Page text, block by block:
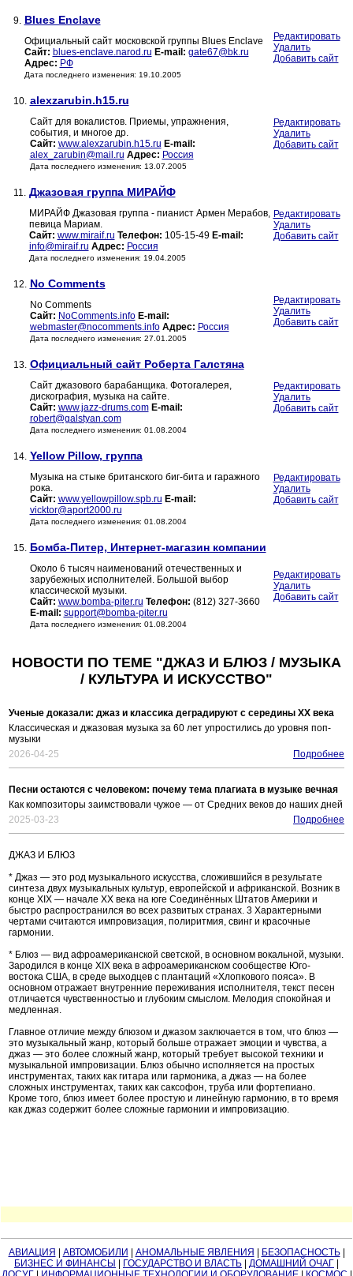
9. Blues Enclave
Официальный сайт московской группы Blues Enclave
Сайт: blues-enclave.narod.ru E-mail: gate67@bk.ru
Адрес: РФ
Дата последнего изменения: 19.10.2005
Редактировать
Удалить
Добавить сайт
10. alexzarubin.h15.ru
Сайт для вокалистов. Приемы, упражнения,
события, и многое др.
Сайт: www.alexzarubin.h15.ru E-mail:
alex_zarubin@mail.ru Адрес: Россия
Дата последнего изменения: 13.07.2005
Редактировать
Удалить
Добавить сайт
11. Джазовая группа МИРАЙФ
МИРАЙФ Джазовая группа - пианист Армен Мерабов,
певица Мариам.
Сайт: www.miraif.ru Телефон: 105-15-49 E-mail:
info@miraif.ru Адрес: Россия
Дата последнего изменения: 19.04.2005
Редактировать
Удалить
Добавить сайт
12. No Comments
No Comments
Сайт: NoComments.info E-mail:
webmaster@nocomments.info Адрес: Россия
Дата последнего изменения: 27.01.2005
Редактировать
Удалить
Добавить сайт
13. Официальный сайт Роберта Галстяна
Сайт джазового барабанщика. Фотогалерея,
дискография, музыка на сайте.
Сайт: www.jazz-drums.com E-mail:
robert@galstyan.com
Дата последнего изменения: 01.08.2004
Редактировать
Удалить
Добавить сайт
14. Yellow Pillow, группа
Музыка на стыке британского биг-бита и гаражного
рока.
Сайт: www.yellowpillow.spb.ru E-mail:
vicktor@aport2000.ru
Дата последнего изменения: 01.08.2004
Редактировать
Удалить
Добавить сайт
15. Бомба-Питер, Интернет-магазин компании
Около 6 тысяч наименований отечественных и
зарубежных исполнителей. Большой выбор
классической музыки.
Сайт: www.bomba-piter.ru Телефон: (812) 327-3660
E-mail: support@bomba-piter.ru
Дата последнего изменения: 01.08.2004
Редактировать
Удалить
Добавить сайт
НОВОСТИ ПО ТЕМЕ "ДЖАЗ И БЛЮЗ / МУЗЫКА
/ КУЛЬТУРА И ИСКУССТВО"
Ученые доказали: джаз и классика деградируют с середины ХХ века
Классическая и джазовая музыка за 60 лет упростились до уровня поп-
музыки
2026-04-25
Подробнее
Песни остаются с человеком: почему тема плагиата в музыке вечная
Как композиторы заимствовали чужое — от Средних веков до наших дней
2025-03-23
Подробнее
ДЖАЗ И БЛЮЗ
* Джаз — это род музыкального искусства, сложившийся в результате
синтеза двух музыкальных культур, европейской и африканской. Возник в
конце XIX — начале XX века на юге Соединённых Штатов Америки и
быстро распространился во всех развитых странах. 3 Характерными
чертами считаются импровизация, полиритмия, свинг и красочные
гармонии.
* Блюз — вид афроамериканской светской, в основном вокальной, музыки.
Зародился в конце XIX века в афроамериканском сообществе Юго-
востока США, в среде выходцев с плантаций «Хлопкового пояса». В
основном отражает внутренние переживания исполнителя, текст песен
отличается чувственностью и глубоким смыслом. Мелодия спокойная и
медленная.
Главное отличие между блюзом и джазом заключается в том, что блюз —
это музыкальный жанр, который больше отражает эмоции и чувства, а
джаз — это более сложный жанр, который требует высокой техники и
музыкальной импровизации. Блюз обычно исполняется на простых
инструментах, таких как гитара или гармоника, а джаз — на более
сложных инструментах, таких как саксофон, труба или фортепиано.
Кроме того, блюз имеет более простую и линейную гармонию, в то время
как джаз содержит более сложные гармонии и импровизацию.
АВИАЦИЯ АВТОМОБИЛИ АНОМАЛЬНЫЕ ЯВЛЕНИЯ БЕЗОПАСНОСТЬ|
БИЗНЕС И ФИНАНСЫ
ГОСУДАРСТВО И ВЛАСТЬ ДОМАШНИЙ ОЧАГ